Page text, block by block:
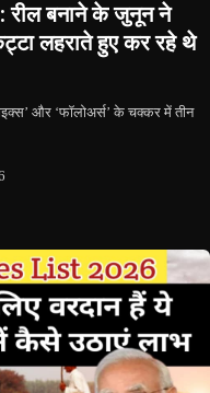
बनाने के जुनून ने
लहराते हुए कर रहे थे
और ‘फॉलोअर्स’ के चक्कर में तीन